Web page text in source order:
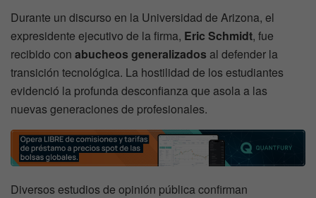
Durante un discurso en la Universidad de Arizona, el
expresidente ejecutivo de la firma, Eric Schmidt, fue
recibido con abucheos generalizados al defender la
transición tecnológica. La hostilidad de los estudiantes
evidenció la profunda desconfianza que asola a las
nuevas generaciones de profesionales.
Diversos estudios de opinión pública confirman